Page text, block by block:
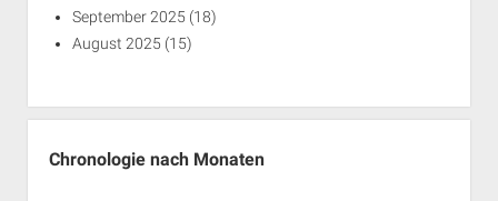
September 2025 (18)
August 2025 (15)
Chronologie nach Monaten